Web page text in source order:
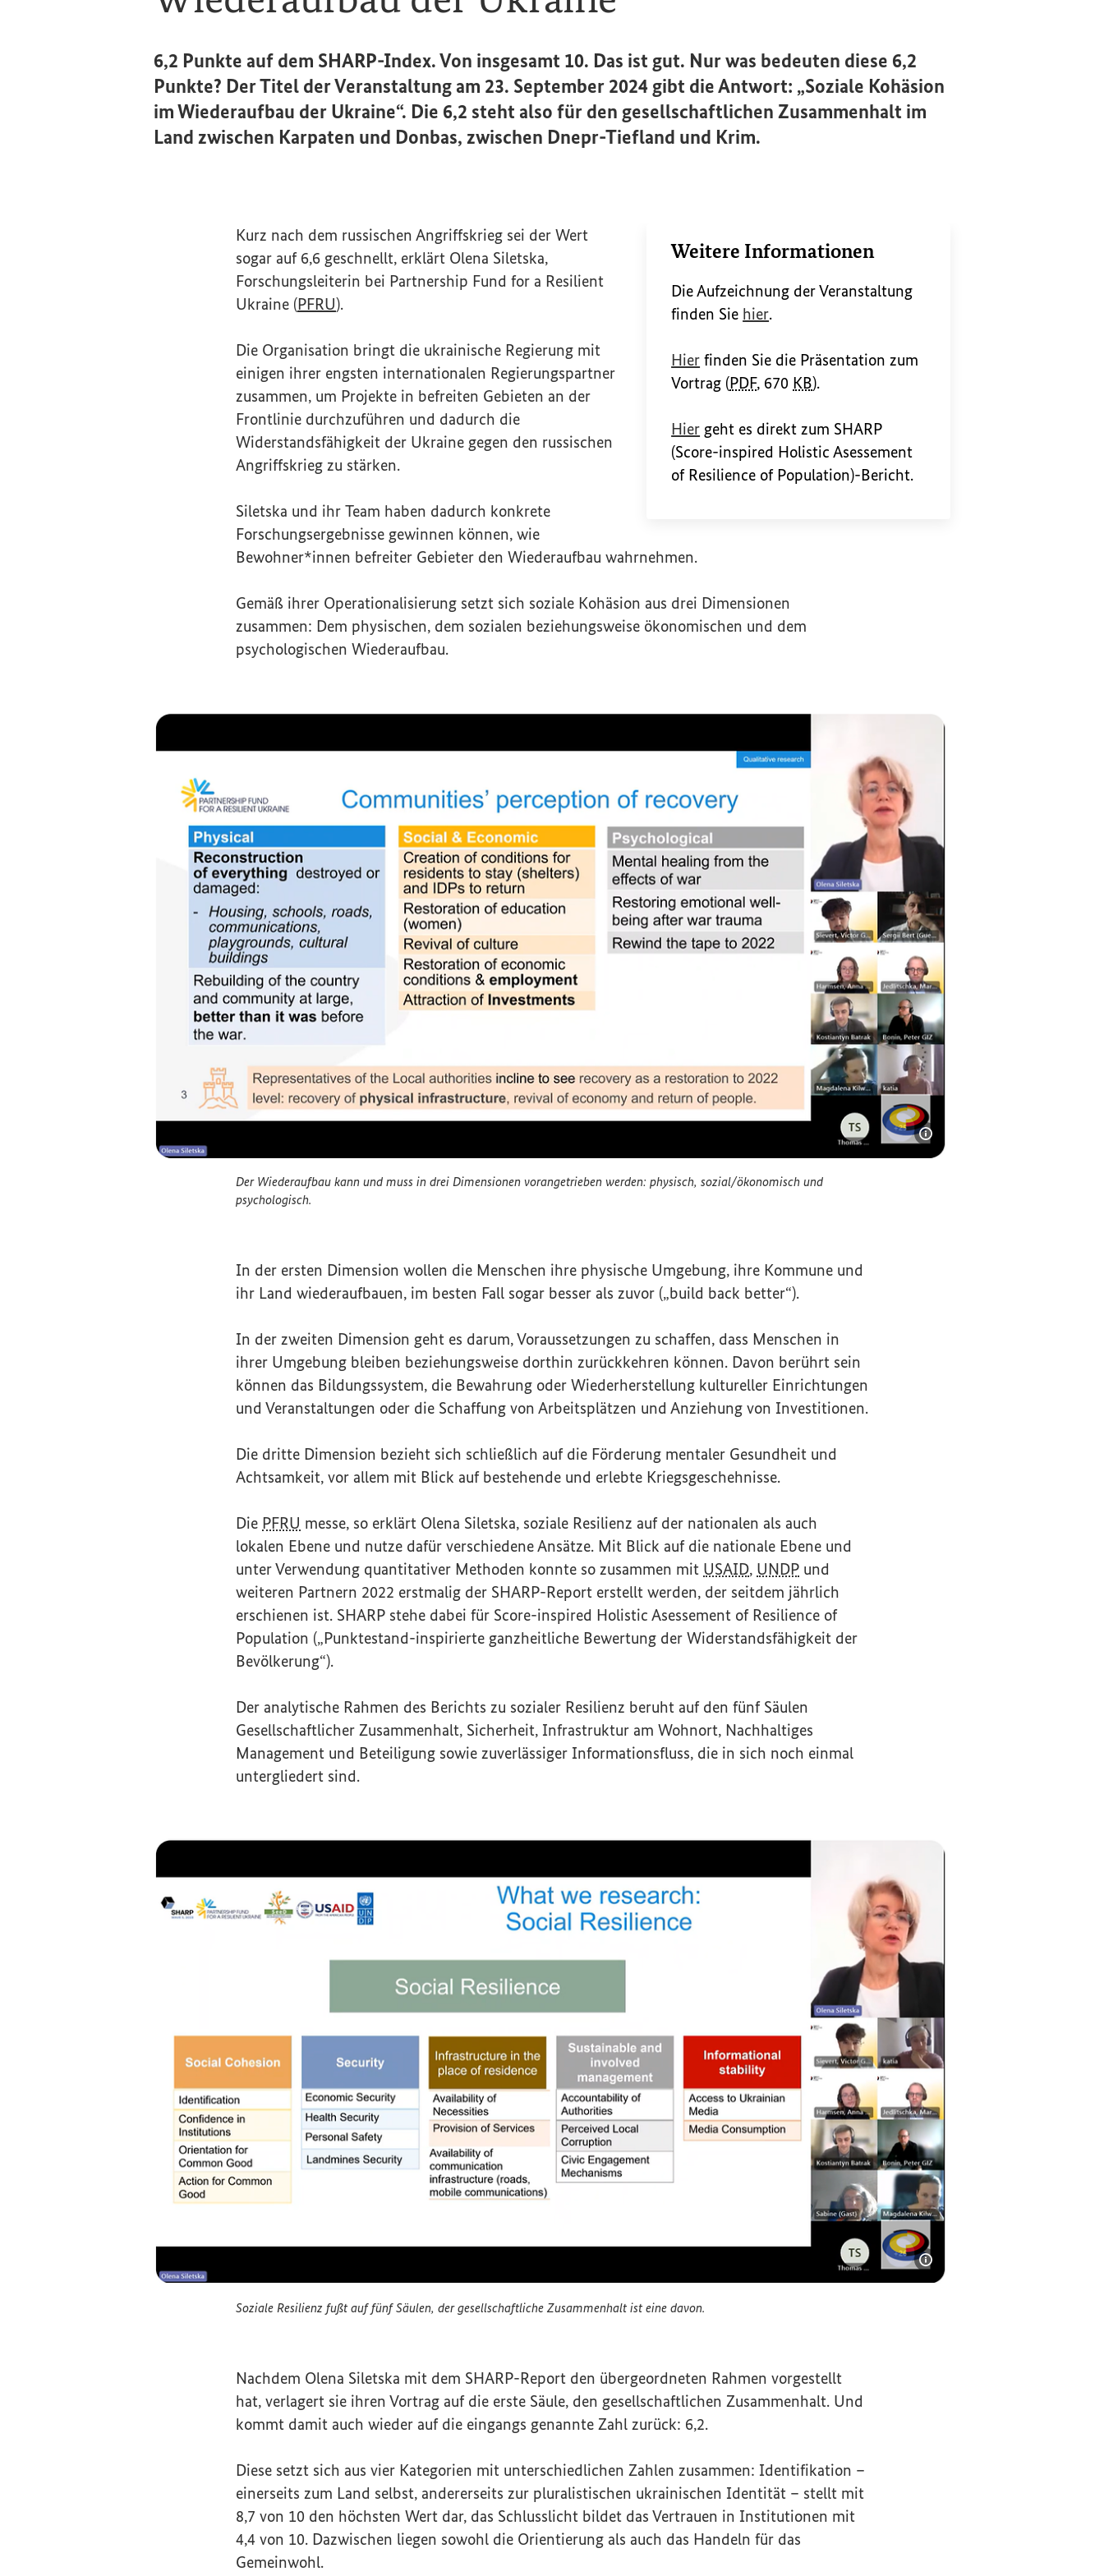
6,2 Punkte auf dem SHARP-Index. Von insgesamt 10. Das ist gut. Nur was bedeuten diese 6,2
Punkte? Der Titel der Veranstaltung am 23. September 2024 gibt die Antwort: „Soziale Kohäsion
im Wiederaufbau der Ukraine“. Die 6,2 steht also für den gesellschaftlichen Zusammenhalt im
Land zwischen Karpaten und Donbas, zwischen Dnepr-Tiefland und Krim.
Weitere Informationen
Die Aufzeichnung der Veranstaltung
finden Sie hier(Externer Link)
.
Hier finden Sie die Präsentation zum
Vortrag (PDF, 670 KB).
Hier(Externer Link)
geht es direkt zum SHARP
(Score-inspired Holistic Asessement
of Resilience of Population)-Bericht.
Kurz nach dem russischen Angriffskrieg sei der Wert
sogar auf 6,6 geschnellt, erklärt Olena Siletska,
Forschungsleiterin bei Partnership Fund for a Resilient
Ukraine (PFRU(Externer Link)
).
Die Organisation bringt die ukrainische Regierung mit
einigen ihrer engsten internationalen Regierungspartner
zusammen, um Projekte in befreiten Gebieten an der
Frontlinie durchzuführen und dadurch die
Widerstandsfähigkeit der Ukraine gegen den russischen
Angriffskrieg zu stärken.
Siletska und ihr Team haben dadurch konkrete
Forschungsergebnisse gewinnen können, wie
Bewohner*innen befreiter Gebieter den Wiederaufbau wahrnehmen.
Gemäß ihrer Operationalisierung setzt sich soziale Kohäsion aus drei Dimensionen
zusammen: Dem physischen, dem sozialen beziehungsweise ökonomischen und dem
psychologischen Wiederaufbau.
Bildinformationen
Der Wiederaufbau kann und muss in drei Dimensionen vorangetrieben werden: physisch, sozial/ökonomisch und
psychologisch.
In der ersten Dimension wollen die Menschen ihre physische Umgebung, ihre Kommune und
ihr Land wiederaufbauen, im besten Fall sogar besser als zuvor („build back better“).
In der zweiten Dimension geht es darum, Voraussetzungen zu schaffen, dass Menschen in
ihrer Umgebung bleiben beziehungsweise dorthin zurückkehren können. Davon berührt sein
können das Bildungssystem, die Bewahrung oder Wiederherstellung kultureller Einrichtungen
und Veranstaltungen oder die Schaffung von Arbeitsplätzen und Anziehung von Investitionen.
Die dritte Dimension bezieht sich schließlich auf die Förderung mentaler Gesundheit und
Achtsamkeit, vor allem mit Blick auf bestehende und erlebte Kriegsgeschehnisse.
Die PFRU messe, so erklärt Olena Siletska, soziale Resilienz auf der nationalen als auch
lokalen Ebene und nutze dafür verschiedene Ansätze. Mit Blick auf die nationale Ebene und
unter Verwendung quantitativer Methoden konnte so zusammen mit USAID, UNDP und
weiteren Partnern 2022 erstmalig der SHARP-Report erstellt werden, der seitdem jährlich
erschienen ist. SHARP stehe dabei für Score-inspired Holistic Asessement of Resilience of
Population („Punktestand-inspirierte ganzheitliche Bewertung der Widerstandsfähigkeit der
Bevölkerung“).
Der analytische Rahmen des Berichts zu sozialer Resilienz beruht auf den fünf Säulen
Gesellschaftlicher Zusammenhalt, Sicherheit, Infrastruktur am Wohnort, Nachhaltiges
Management und Beteiligung sowie zuverlässiger Informationsfluss, die in sich noch einmal
untergliedert sind.
Bildinformationen
Soziale Resilienz fußt auf fünf Säulen, der gesellschaftliche Zusammenhalt ist eine davon.
Nachdem Olena Siletska mit dem SHARP-Report den übergeordneten Rahmen vorgestellt
hat, verlagert sie ihren Vortrag auf die erste Säule, den gesellschaftlichen Zusammenhalt. Und
kommt damit auch wieder auf die eingangs genannte Zahl zurück: 6,2.
Diese setzt sich aus vier Kategorien mit unterschiedlichen Zahlen zusammen: Identifikation –
einerseits zum Land selbst, andererseits zur pluralistischen ukrainischen Identität – stellt mit
8,7 von 10 den höchsten Wert dar, das Schlusslicht bildet das Vertrauen in Institutionen mit
4,4 von 10. Dazwischen liegen sowohl die Orientierung als auch das Handeln für das
Gemeinwohl.